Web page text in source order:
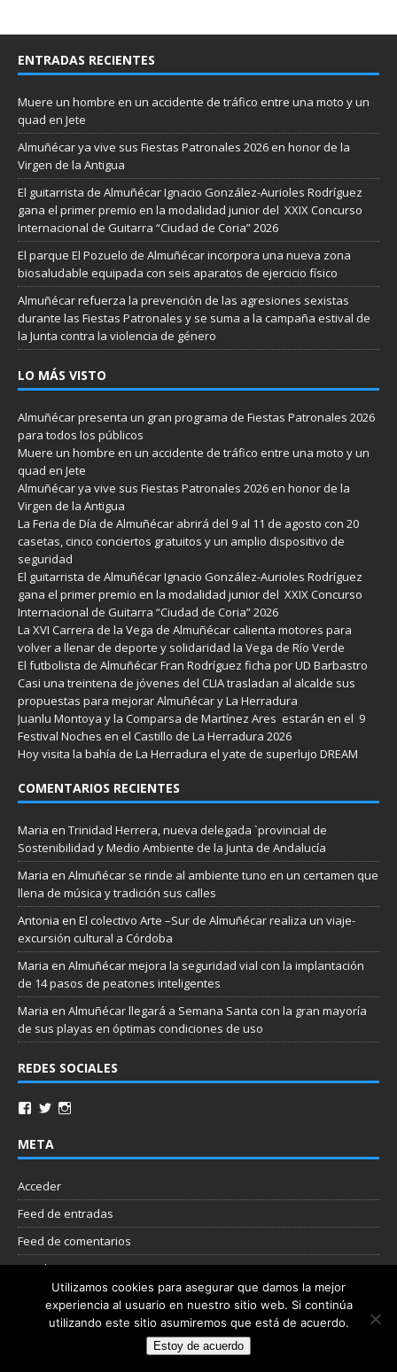
ENTRADAS RECIENTES
Muere un hombre en un accidente de tráfico entre una moto y un
quad en Jete
Almuñécar ya vive sus Fiestas Patronales 2026 en honor de la
Virgen de la Antigua
El guitarrista de Almuñécar Ignacio González-Aurioles Rodríguez
gana el primer premio en la modalidad junior del XXIX Concurso
Internacional de Guitarra “Ciudad de Coria” 2026
El parque El Pozuelo de Almuñécar incorpora una nueva zona
biosaludable equipada con seis aparatos de ejercicio físico
Almuñécar refuerza la prevención de las agresiones sexistas
durante las Fiestas Patronales y se suma a la campaña estival de
la Junta contra la violencia de género
LO MÁS VISTO
Almuñécar presenta un gran programa de Fiestas Patronales 2026
para todos los públicos
Muere un hombre en un accidente de tráfico entre una moto y un
quad en Jete
Almuñécar ya vive sus Fiestas Patronales 2026 en honor de la
Virgen de la Antigua
La Feria de Día de Almuñécar abrirá del 9 al 11 de agosto con 20
casetas, cinco conciertos gratuitos y un amplio dispositivo de
seguridad
El guitarrista de Almuñécar Ignacio González-Aurioles Rodríguez
gana el primer premio en la modalidad junior del XXIX Concurso
Internacional de Guitarra “Ciudad de Coria” 2026
La XVI Carrera de la Vega de Almuñécar calienta motores para
volver a llenar de deporte y solidaridad la Vega de Río Verde
El futbolista de Almuñécar Fran Rodríguez ficha por UD Barbastro
Casi una treintena de jóvenes del CLIA trasladan al alcalde sus
propuestas para mejorar Almuñécar y La Herradura
Juanlu Montoya y la Comparsa de Martínez Ares estarán en el 9
Festival Noches en el Castillo de La Herradura 2026
Hoy visita la bahía de La Herradura el yate de superlujo DREAM
COMENTARIOS RECIENTES
Maria en Trinidad Herrera, nueva delegada `provincial de
Sostenibilidad y Medio Ambiente de la Junta de Andalucía
Maria en Almuñécar se rinde al ambiente tuno en un certamen que
llena de música y tradición sus calles
Antonia en El colectivo Arte –Sur de Almuñécar realiza un viaje-
excursión cultural a Córdoba
Maria en Almuñécar mejora la seguridad vial con la implantación
de 14 pasos de peatones inteligentes
Maria en Almuñécar llegará a Semana Santa con la gran mayoría
de sus playas en óptimas condiciones de uso
REDES SOCIALES
META
Acceder
Feed de entradas
Feed de comentarios
WordPress.org
Nube de etiquetas
Copyright © 2026 | Plantilla WordPress por
Utilizamos cookies para asegurar que damos la mejor
experiencia al usuario en nuestro sitio web. Si continúa
utilizando este sitio asumiremos que está de acuerdo.
Estoy de acuerdo